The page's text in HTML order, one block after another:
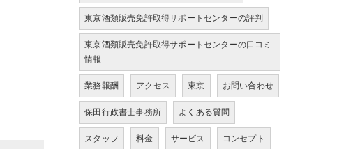
東京酒類販売免許取得サポートセンターの評判
東京酒類販売免許取得サポートセンターの口コミ
情報
業務報酬 アクセス 東京 お問い合わせ
保田行政書士事務所 よくある質問
スタッフ 料金 サービス コンセプト